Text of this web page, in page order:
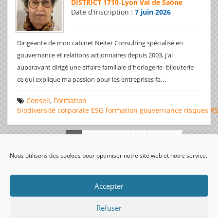
Nous utilisons des cookies pour optimiser notre site web et notre service.
Accepter
Refuser
DISTRICT 1710- Lyon Val de Saône
Date d'inscription : 7 juin 2026
Dirigeante de mon cabinet Neiter Consulting spécialisé en
gouvernance et relations actionnaires depuis 2003, j'ai
auparavant dirigé une affaire familiale d'horlogerie- bijouterie
ce qui explique ma passion pour les entreprises fa...
Conseil, Formation
biodiversité corporate ESG formation gouvernance risques
visiteurs uniques: